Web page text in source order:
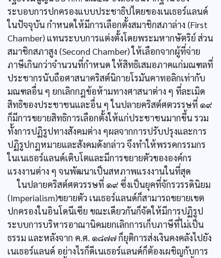
ระบอบการปกครองแบบประชาธิปไตยของเนเธอร์แลนด์
ในปัจจุบัน กำหนดให้มีการเลือกตั้งสมาชิกสภาล่าง (First
Chamber) แทนระบบการแต่งตั้งโดยพระมหากษัตริย์ ส่วน
สมาชิกสภาสูง (Second Chamber) ให้เลือกจากผู้ที่จ่าย
ภาษีเกินกว่าจำนวนที่กำหนด ให้สิทธิเสมอภาคแก่มณฑลที่
ประชากรนับถือศาสนาคริสต์นิกายโรมันคาทอลิกเท่ากับ
มณฑลอื่น ๆ ยกเลิกกฎข้อห้ามทางศาสนาต่าง ๆ ที่ละเมิด
สิทธิของประชาชนและอื่น ๆ ในปลายคริสต์ศตวรรษที่ ๑๙
ก็มีการขยายสิทธิการเลือกตั้งให้แก่ประชาชนมากขึ้น รวม
ทั้งการปฏิรูปทางสังคมต่าง ๆผลจากการปรับปรุงและการ
ปฏิรูปกฎหมายและสังคมดังกล่าว จึงทำให้พรรคกรรมกร
ในเนเธอร์แลนด์เติบโตและมีการขยายตัวขององค์กร
แรงงานต่าง ๆ จนพัฒนาเป็นสหภาพแรงงานในที่สุด
ในปลายคริสต์ศตวรรษที่ ๑๙ ซึ่งเป็นยุคที่จักรวรรดินิยม
(Imperialism)ขยายตัว เนเธอร์แลนด์ก็สามารถขยายเขต
ปกครองในอินโดนีเซีย ขณะเดียวกันก็จัดให้มีการปฏิรูป
ระบบการบริหารอาณานิคมยกเลิกการเก็บภาษีที่ไม่เป็น
ธรรม และหลังจาก ค.ศ. ๑๘๗๗ ก็ยุติการส่งเงินคงคลังไปยัง
เนเธอร์แลนด์ อย่างไรก็ดีเนเธอร์แลนด์ก็ต้องเผชิญกับการ